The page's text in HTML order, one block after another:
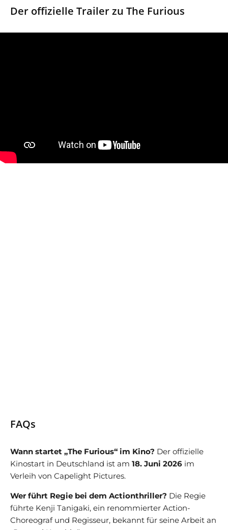
Der offizielle Trailer zu The Furious
FAQs
Wann startet „The Furious“ im Kino? Der offizielle
Kinostart in Deutschland ist am 18. Juni 2026 im
Verleih von Capelight Pictures.
Wer führt Regie bei dem Actionthriller? Die Regie
führte Kenji Tanigaki, ein renommierter Action-
Choreograf und Regisseur, bekannt für seine Arbeit an